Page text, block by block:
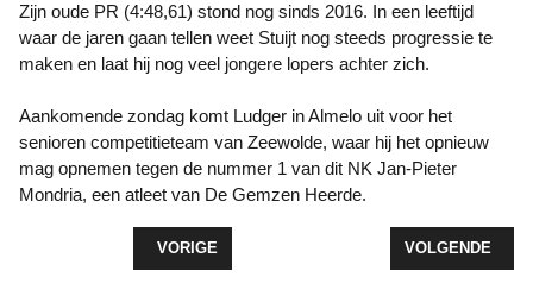
Zijn oude PR (4:48,61) stond nog sinds 2016. In een leeftijd
waar de jaren gaan tellen weet Stuijt nog steeds progressie te
maken en laat hij nog veel jongere lopers achter zich.
Aankomende zondag komt Ludger in Almelo uit voor het
senioren competitieteam van Zeewolde, waar hij het opnieuw
mag opnemen tegen de nummer 1 van dit NK Jan-Pieter
Mondria, een atleet van De Gemzen Heerde.
VORIG ARTIKEL: MINI MARATHON NIET ALLEEN
VORIGE VOLGENDE
VOLGENDE